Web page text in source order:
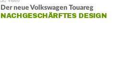
Der neue Volkswagen Touareg
NACHGESCHÄRFTES DESIGN